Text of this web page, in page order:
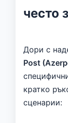
често
Дори с
Post
кратко
сценарии: